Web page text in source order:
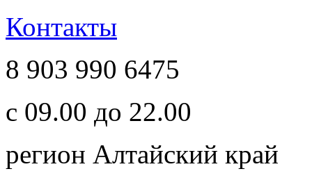
Контакты
8 903 990 6475
с 09.00 до 22.00
регион Алтайский край